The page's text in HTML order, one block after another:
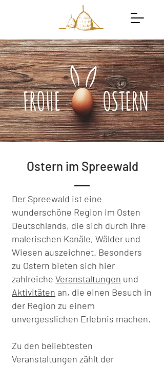
Ostern im Spreewald
Der Spreewald ist eine
wunderschöne Region im Osten
Deutschlands, die sich durch ihre
malerischen Kanäle, Wälder und
Wiesen auszeichnet. Besonders
zu Ostern bieten sich hier
zahlreiche Veranstaltungen und
Aktivitäten an, die einen Besuch in
der Region zu einem
unvergesslichen Erlebnis machen.
Zu den beliebtesten
Veranstaltungen zählt der